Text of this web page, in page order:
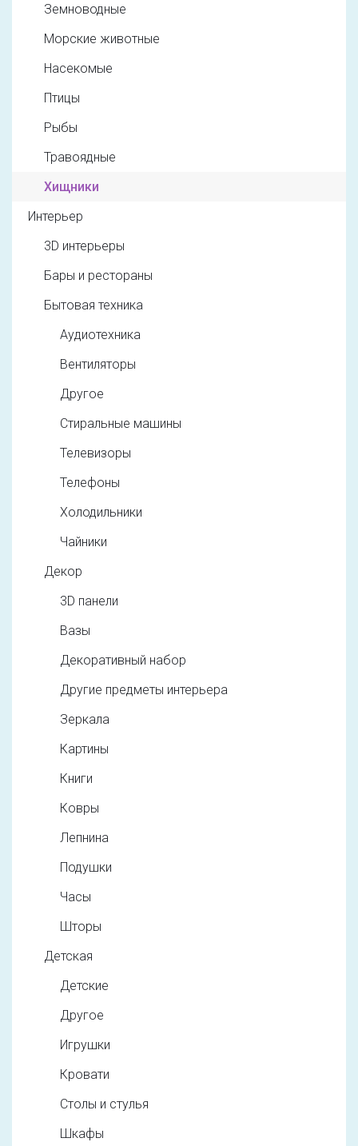
Земноводные
Морские животные
Насекомые
Птицы
Рыбы
Травоядные
Хищники
Интерьер
3D интерьеры
Бары и рестораны
Бытовая техника
Аудиотехника
Вентиляторы
Другое
Стиральные машины
Телевизоры
Телефоны
Холодильники
Чайники
Декор
3D панели
Вазы
Декоративный набор
Другие предметы интерьера
Зеркала
Картины
Книги
Ковры
Лепнина
Подушки
Часы
Шторы
Детская
Детские
Другое
Игрушки
Кровати
Столы и стулья
Шкафы